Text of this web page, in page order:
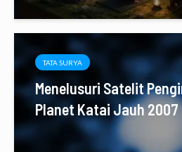
TATA SURYA
Menelusuri Satelit
Planet Katai Jauh 2007